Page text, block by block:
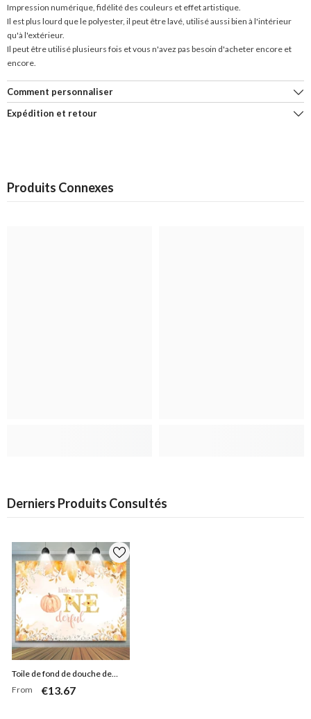
Impression numérique, fidélité des couleurs et effet artistique.
Il est plus lourd que le polyester, il peut être lavé, utilisé aussi bien à l'intérieur
qu'à l'extérieur.
Il peut être utilisé plusieurs fois et vous n'avez pas besoin d'acheter encore et
encore.
Comment personnaliser
Expédition et retour
Produits Connexes
Derniers Produits Consultés
Toile de fond de douche de
bébé citrouille et feuilles jaunes
From €13.67